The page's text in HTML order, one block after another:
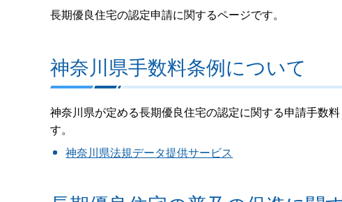
長期優良住宅の認定申請に関するページです。
神奈川県手数料条例について
神奈川県が定める長期優良住宅の認定に関する申請手数
す。
神奈川県法規データ提供サービス